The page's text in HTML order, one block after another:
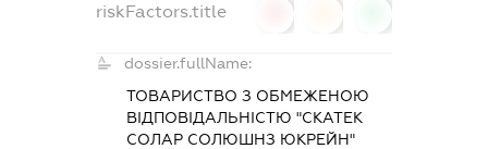
riskFactors.title
dossier.fullName:
ТОВАРИСТВО З ОБМЕЖЕНОЮ
ВІДПОВІДАЛЬНІСТЮ "СКАТЕК
СОЛАР СОЛЮШНЗ ЮКРЕЙН"